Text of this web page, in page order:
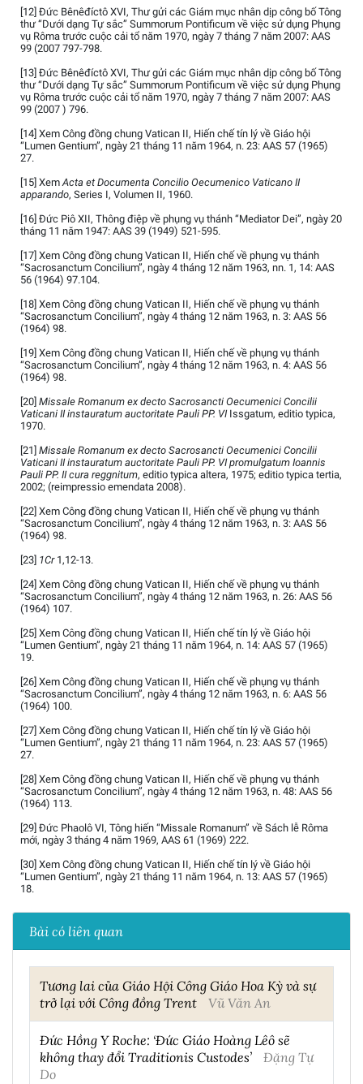
[12] Đức Bênêđíctô XVI, Thư gửi các Giám mục nhân dịp công bố Tông
thư “Dưới dạng Tự sắc” Summorum Pontificum về việc sử dụng Phụng
vụ Rôma trước cuộc cải tổ năm 1970, ngày 7 tháng 7 năm 2007: AAS
99 (2007 797-798.
[13] Đức Bênêđíctô XVI, Thư gửi các Giám mục nhân dịp công bố Tông
thư “Dưới dạng Tự sắc” Summorum Pontificum về việc sử dụng Phụng
vụ Rôma trước cuộc cải tổ năm 1970, ngày 7 tháng 7 năm 2007: AAS
99 (2007 ) 796.
[14] Xem Công đồng chung Vatican II, Hiến chế tín lý về Giáo hội
“Lumen Gentium”, ngày 21 tháng 11 năm 1964, n. 23: AAS 57 (1965)
27.
[15] XemActa et Documenta Concilio Oecumenico Vaticano II
apparando, Series I, Volumen II, 1960.
[16] Đức Piô XII, Thông điệp về phụng vụ thánh “Mediator Dei”, ngày 20
tháng 11 năm 1947: AAS 39 (1949) 521-595.
[17] Xem Công đồng chung Vatican II, Hiến chế về phụng vụ thánh
“Sacrosanctum Concilium”, ngày 4 tháng 12 năm 1963, nn. 1, 14: AAS
56 (1964) 97.104.
[18] Xem Công đồng chung Vatican II, Hiến chế về phụng vụ thánh
“Sacrosanctum Concilium”, ngày 4 tháng 12 năm 1963, n. 3: AAS 56
(1964) 98.
[19] Xem Công đồng chung Vatican II, Hiến chế về phụng vụ thánh
“Sacrosanctum Concilium”, ngày 4 tháng 12 năm 1963, n. 4: AAS 56
(1964) 98.
[20] Missale Romanum ex decto Sacrosancti Oecumenici Concilii
Vaticani II instauratum auctoritate Pauli PP. VI Issgatum, editio typica,
1970.
[21] Missale Romanum ex decto Sacrosancti Oecumenici Concilii
Vaticani II instauratum auctoritate Pauli PP. VI promulgatum Ioannis
Pauli PP. II cura reggnitum, editio typica altera, 1975; editio typica tertia,
2002; (reimpressio emendata 2008).
[22] Xem Công đồng chung Vatican II, Hiến chế về phụng vụ thánh
“Sacrosanctum Concilium”, ngày 4 tháng 12 năm 1963, n. 3: AAS 56
(1964) 98.
[23] 1Cr1,12-13.
[24] Xem Công đồng chung Vatican II, Hiến chế về phụng vụ thánh
“Sacrosanctum Concilium”, ngày 4 tháng 12 năm 1963, n. 26: AAS 56
(1964) 107.
[25] Xem Công đồng chung Vatican II, Hiến chế tín lý về Giáo hội
“Lumen Gentium”, ngày 21 tháng 11 năm 1964, n. 14: AAS 57 (1965)
19.
[26] Xem Công đồng chung Vatican II, Hiến chế về phụng vụ thánh
“Sacrosanctum Concilium”, ngày 4 tháng 12 năm 1963, n. 6: AAS 56
(1964) 100.
[27] Xem Công đồng chung Vatican II, Hiến chế tín lý về Giáo hội
“Lumen Gentium”, ngày 21 tháng 11 năm 1964, n. 23: AAS 57 (1965)
27.
[28] Xem Công đồng chung Vatican II, Hiến chế về phụng vụ thánh
“Sacrosanctum Concilium”, ngày 4 tháng 12 năm 1963, n. 48: AAS 56
(1964) 113.
[29] Đức Phaolô VI, Tông hiến “Missale Romanum” về Sách lễ Rôma
mới, ngày 3 tháng 4 năm 1969, AAS 61 (1969) 222.
[30] Xem Công đồng chung Vatican II, Hiến chế tín lý về Giáo hội
“Lumen Gentium”, ngày 21 tháng 11 năm 1964, n. 13: AAS 57 (1965)
18.
Bài có liên quan
Tương lai của Giáo Hội Công Giáo Hoa Kỳ và sự
trở lại với Công đồng Trent
Vũ Văn An
Đức Hồng Y Roche: ‘Đức Giáo Hoàng Lêô sẽ
không thay đổi Traditionis Custodes’
Đặng Tự
Do